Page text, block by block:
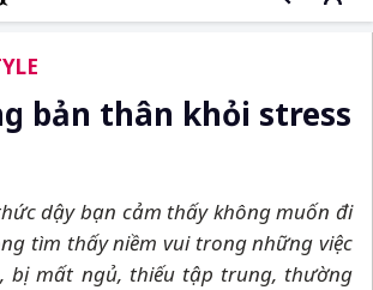
bản thân khỏi stress
dậy bạn cảm thấy không muốn đi
tìm thấy niềm vui trong những việc
bị mất ngủ, thiếu tập trung, thường